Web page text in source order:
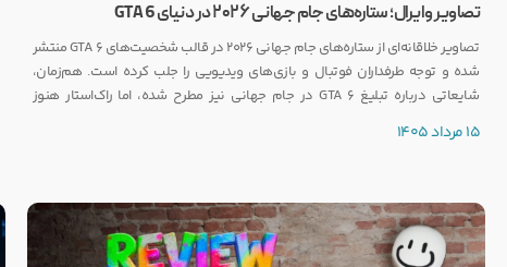
تصاویر وایرال؛ ستاره‌های جام جهانی ۲۰۲۶ در دنیای GTA 6
تصاویر خلاقانه‌ای از ستاره‌های جام جهانی ۲۰۲۶ در قالب شخصیت‌های GTA 6 منتشر
شده و توجه طرفداران فوتبال و بازی‌های ویدیویی را جلب کرده است. هم‌زمان،
شایعاتی درباره تبلیغ GTA 6 در جام جهانی نیز مطرح شده، اما راک‌استار هنوز
15 مرداد 1405